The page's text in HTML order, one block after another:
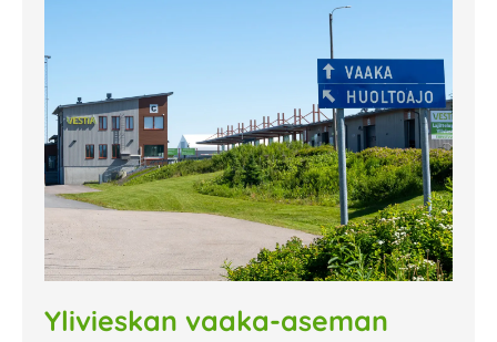
Ylivieskan vaaka-aseman